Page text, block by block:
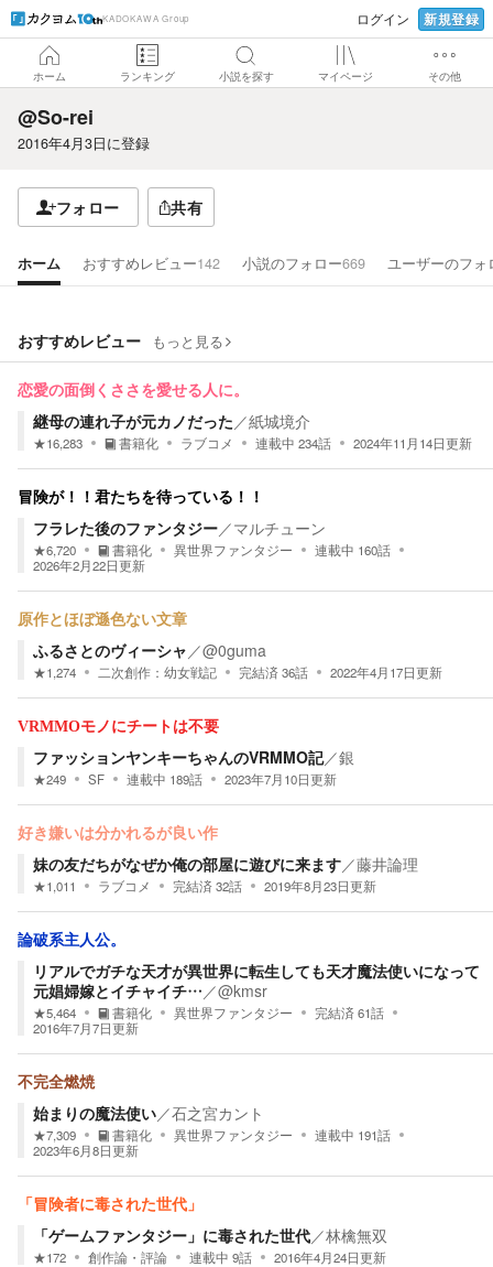
KADOKAWA Group ログイン 新規登録
ホーム ランキング 小説を探す マイページ その他
@So-rei
2016年4月3日に登録
フォロー 共有
ホーム おすすめレビュー142 小説のフォロー669 ユーザーのフォ
おすすめレビュー もっと見る
恋愛の面倒くささを愛せる人に。
継母の連れ子が元カノだった／紙城境介
★16,283 書籍化 ラブコメ 連載中 234話 2024年11月14日更新
冒険が！！君たちを待っている！！
フラレた後のファンタジー／マルチューン
★6,720 書籍化 異世界ファンタジー 連載中 160話
2026年2月22日更新
原作とほぼ遜色ない文章
ふるさとのヴィーシャ／@0guma
★1,274 二次創作： 幼女戦記 完結済36話 2022年4月17日更新
VRMMOモノにチートは不要
ファッションヤンキーちゃんのVRMMO記／銀
★249 SF 連載中 189話 2023年7月10日更新
好き嫌いは分かれるが良い作
妹の友だちがなぜか俺の部屋に遊びに来ます／藤井論理
★1,011 ラブコメ 完結済32話 2019年8月23日更新
論破系主人公。
リアルでガチな天才が異世界に転生しても天才魔法使いになって
元娼婦嫁とイチャイチ…／@kmsr
★5,464 書籍化 異世界ファンタジー 完結済 61話
2016年7月7日更新
不完全燃焼
始まりの魔法使い／石之宮カント
★7,309 書籍化 異世界ファンタジー 連載中 191話
2023年6月8日更新
「冒険者に毒された世代」
「ゲームファンタジー」に毒された世代／林檎無双
★172 創作論・評論 連載中 9話 2016年4月24日更新